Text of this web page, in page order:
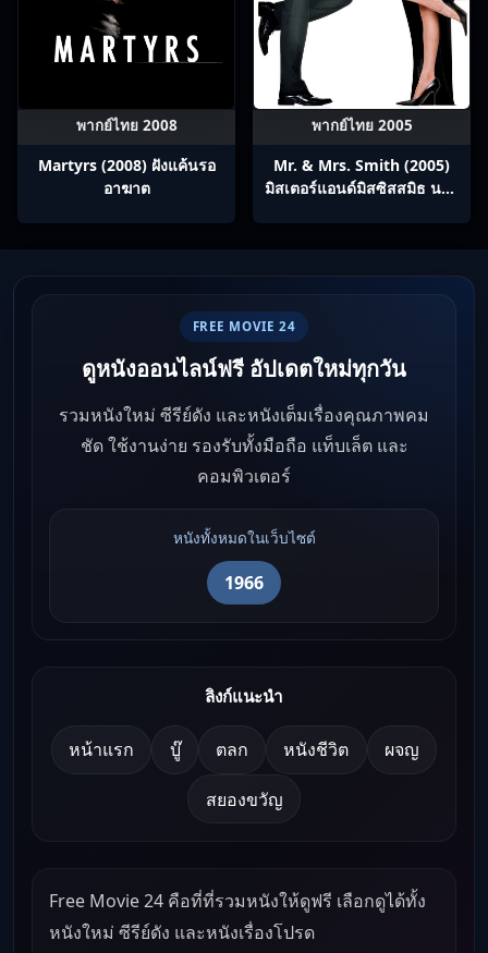
พากย์ไทย 2008
Martyrs (2008) ฝังแค้นรอ
อาฆาต
พากย์ไทย 2005
Mr. & Mrs. Smith (2005)
มิสเตอร์แอนด์มิสซิสสมิธ นาย
FREE MOVIE 24
ดูหนังออนไลน์ฟรี อัปเดตใหม่ทุกวัน
รวมหนังใหม่ ซีรีย์ดัง และหนังเต็มเรื่องคุณภาพคม
ชัด ใช้งานง่าย รองรับทั้งมือถือ แท็บเล็ต และ
คอมพิวเตอร์
หนังทั้งหมดในเว็บไซต์
1966
ลิงก์แนะนำ
หน้าแรก บู๊ ตลก หนังชีวิต ผจญ
สยองขวัญ
Free Movie 24 คือที่ที่รวมหนังให้ดูฟรี เลือกดูได้ทั้ง
หนังใหม่ ซีรีย์ดัง และหนังเรื่องโปรด